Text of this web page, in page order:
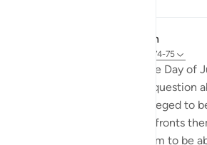
In the Shade of the Quran
ayat 28:74-75
Here, a quick image of the Day of
presented in a rhetorical question
beings the unbelievers alleged to
God. The surah, thus, confronts
false claims, showing them to be